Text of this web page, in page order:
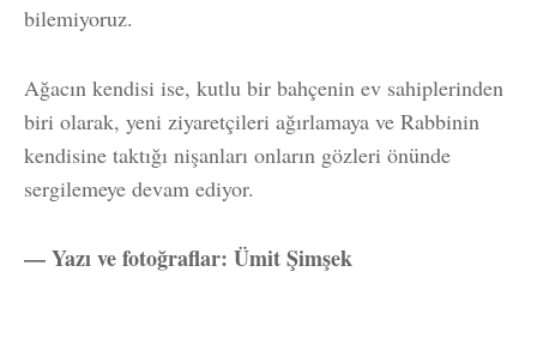
bilemiyoruz.
Ağacın kendisi ise, kutlu bir bahçenin ev sahiplerinden
biri olarak, yeni ziyaretçileri ağırlamaya ve Rabbinin
kendisine taktığı nişanları onların gözleri önünde
sergilemeye devam ediyor.
— Yazı ve fotoğraflar: Ümit Şimşek